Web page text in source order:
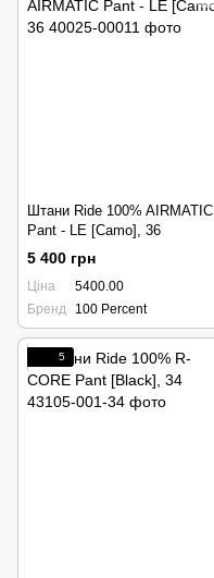
Штани Ride 100% AIRMATIC
Pant - LE [Camo], 36
5 400 грн
Ціна
5400.00
Бренд
100 Percent
5